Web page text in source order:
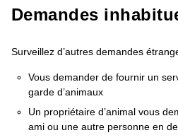
Demandes
Surveillez d’autres demandes
Vous demander de fournir un
garde d’animaux
Un propriétaire d’animal vous
ami ou une autre personne en